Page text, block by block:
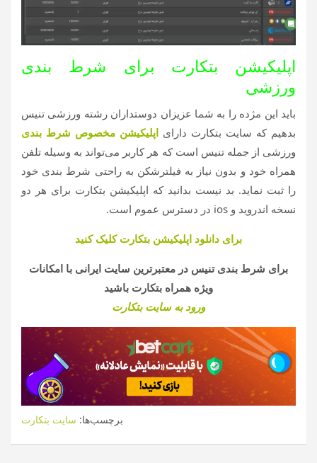
اپلیکیشن بتکارت برای شرط بندی
ورزشی
باید این مژده را به شما عزیزان دوستداران رشته ورزشی تنیس
بدهیم که سایت بتکارت دارای اپلیکیشن مخصوص شرط بندی
ورزشی از جمله تنیس است که هر کاربر می‌تواند به وسیله تلفن
همراه خود و بدون نیاز به فیلترشکن به راحتی شرط بندی خود
را ثبت نماید. بد نیست بدانید که اپلیکیشن بتکارت برای هر دو
نسخه اندروید و ios در دسترس عموم است.
برای دانلود اپلیکیشن بتکارت کلیک کنید
برای شرط بندی تنیس در معتبرترین سایت ایرانی با امکانات
ویژه همراه بتکارت باشید
ورود به سایت بتکارت
برچسب‌ها: سایت بتکارت